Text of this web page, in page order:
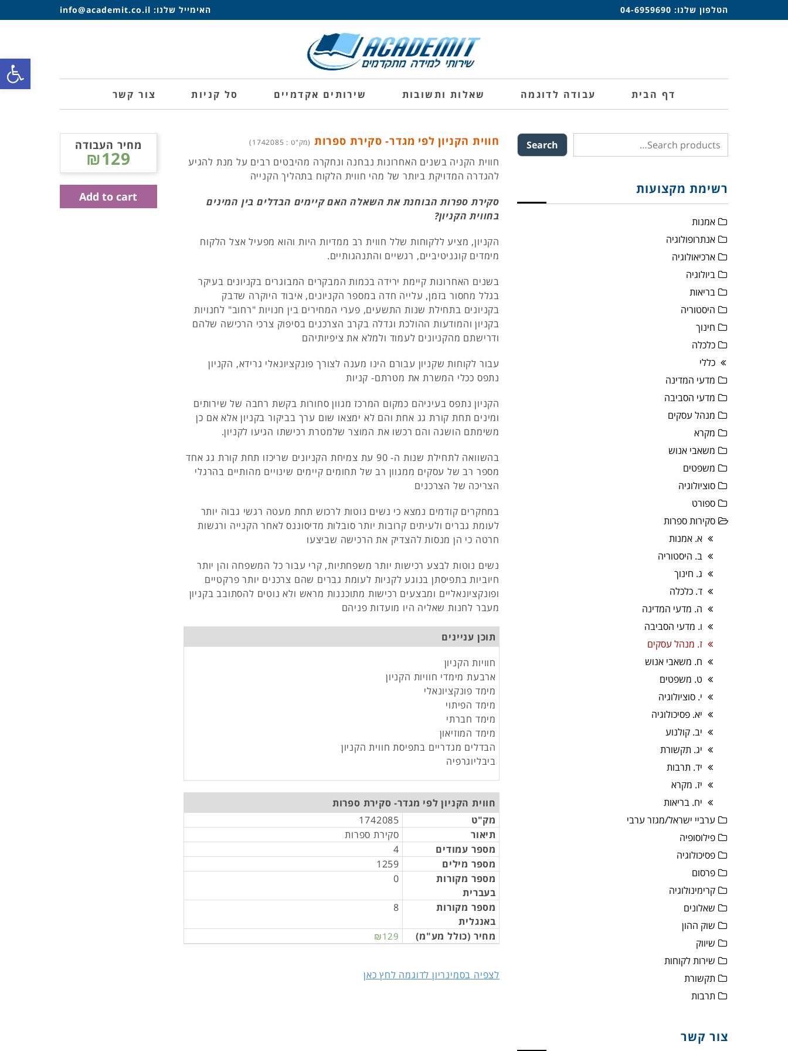
הטלפון שלנו: 04-6959690 האימייל שלנו: info@academit.co.il
דף הבית עבודה לדוגמה שאלות ותשובות שירותים אקדמיים סל קניות צור קשר
חווית הקניון לפי מגדר- סקירת ספרות (מק"ט : 1742085)
חווית הקניה בשנים האחרונות נבחנה ונחקרה מהיבטים רבים על מנת להגיע
להגדרה המדויקת ביותר של מהי חווית הלקוח בתהליך הקנייה
סקירת ספרות הבוחנת את השאלה האם קיימים הבדלים בין המינים
בחווית הקניון?
הקניון, מציע ללקוחות שלל חווית רב ממדיות היות והוא מפעיל אצל הלקוח
מימדים קוגניטיביים, רגשיים והתנהגותיים.
בשנים האחרונות קיימת ירידה בכמות המבקרים המבוגרים בקניונים בעיקר
בגלל מחסור בזמן, עלייה חדה במספר הקניונים, איבוד היוקרה שדבק
בקניונים בתחילת שנות התשעים, פערי המחירים בין חנויות "רחוב" לחנויות
בקניון והמודעות ההולכת וגדלה בקרב הצרכנים בסיפוק צרכי הרכישה שלהם
ודרישתם מהקניונים לעמוד ולמלא את ציפיותיהם
עבור לקוחות שקניון עבורם הינו מענה לצורך פונקציונאלי גרידא, הקניון
נתפס ככלי המשרת את מטרתם- קניות
הקניון נתפס בעיניהם כמקום המרכז מגוון סחורות בקשת רחבה של שירותים
ומינים תחת קורת גג אחת והם לא ימצאו שום ערך בביקור בקניון אלא אם כן
משימתם הושגה והם רכשו את המוצר שלמטרת רכישתו הגיעו לקניון.
בהשוואה לתחילת שנות ה- 90 עת צמיחת הקניונים שריכזו תחת קורת גג אחד
מספר רב של עסקים ממגוון רב של תחומים קיימים שינויים מהותיים בהרגלי
הצריכה של הצרכנים
במחקרים קודמים נמצא כי נשים נוטות לרכוש תחת מעטה רגשי גבוה יותר
לעומת גברים ולעיתים קרובות יותר סובלות מדיסוננס לאחר הקנייה ורגשות
חרטה כי הן מנסות להצדיק את הרכישה שביצעו
נשים נוטות לבצע רכישות יותר משפחתיות, קרי עבור כל המשפחה והן יותר
חיוביות בתפיסתן בנוגע לקניות לעומת גברים שהם צרכנים יותר פרקטיים
ופונקציונאליים ומבצעים רכישות מתוכננות מראש ולא נוטים להסתובב בקניון
מעבר לחנות שאליה היו מועדות פניהם
תוכן עניינים
חוויות הקניון
ארבעת מימדי חוויות הקניון
מימד פונקציונאלי
מימד הפיתוי
מימד חברתי
מימד המוזיאון
הבדלים מגדריים בתפיסת חווית הקניון
ביבליוגרפיה
חווית הקניון לפי מגדר- סקירת ספרות
מק"ט
1742085
תיאור
סקירת ספרות
מספר עמודים
4
מספר מילים
1259
מספר מקורות
בעברית
0
מספר מקורות
באנגלית
8
מחיר (כולל מע"מ) ₪129
לצפיה בסמינריון לדוגמה לחץ כאן
מחיר העבודה
₪129
Add to cart
Search
רשימת מקצועות
אמנות
אנתרופולוגיה
ארכיאולוגיה
ביולוגיה
בריאות
היסטוריה
חינוך
כלכלה
כללי
מדעי המדינה
מדעי הסביבה
מנהל עסקים
מקרא
משאבי אנוש
משפטים
סוציולוגיה
ספורט
סקירות ספרות
א. אמנות
ב. היסטוריה
ג. חינוך
ד. כלכלה
ה. מדעי המדינה
ו. מדעי הסביבה
ז. מנהל עסקים
ח. משאבי אנוש
ט. משפטים
י. סוציולוגיה
יא. פסיכולוגיה
יב. קולנוע
יג. תקשורת
יד. תרבות
יז. מקרא
יח. בריאות
ערביי ישראל/מגזר ערבי
פילוסופיה
פסיכולוגיה
פרסום
קרימינולוגיה
שאלונים
שוק ההון
שיווק
שירות לקוחות
תקשורת
תרבות
צור קשר
פתח